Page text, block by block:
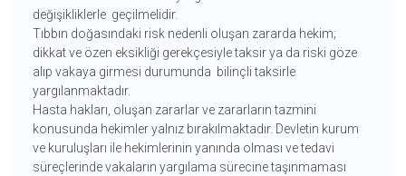
değişikliklerle geçilmelidir.
Tıbbın doğasındaki risk nedenli oluşan zararda hekim;
dikkat ve özen eksikliği gerekçesiyle taksir ya da riski göze
alıp vakaya girmesi durumunda bilinçli taksirle
yargılanmaktadır.
Hasta hakları, oluşan zararlar ve zararların tazmini
konusunda hekimler yalnız bırakılmaktadır. Devletin kurum
ve kuruluşları ile hekimlerinin yanında olması ve tedavi
süreçlerinde vakaların yargılama sürecine taşınmaması